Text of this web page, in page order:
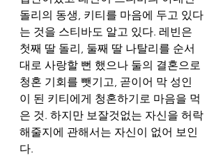
돌리의 동생, 키티를 마음에 두고 있다
는 것을 스티바도 알고 있다. 레빈은
첫째 딸 돌리, 둘째 딸 나탈리를 순서
대로 사랑할 뻔 했으나 둘의 결혼으로
청혼 기회를 뺏기고, 곧이어 막 성인
이 된 키티에게 청혼하기로 마음을 먹
은 것. 하지만 보잘것없는 자신을 허락
해줄지에 관해서는 자신이 없어 보인
다.